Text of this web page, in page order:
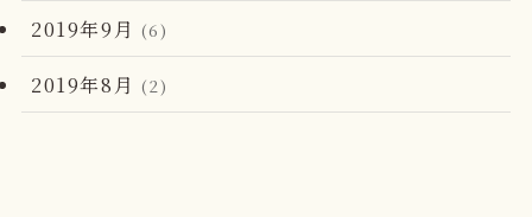
2019年9月 (6)
2019年8月 (2)